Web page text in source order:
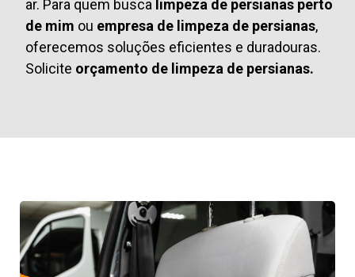
ar. Para quem busca limpeza de persianas perto
de mim ou empresa de limpeza de persianas,
oferecemos soluções eficientes e duradouras.
Solicite orçamento de limpeza de persianas.